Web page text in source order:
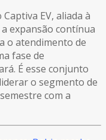
EV, aliada à
expansão contínua
o atendimento de
fase de
É esse conjunto
o segmento de
com a